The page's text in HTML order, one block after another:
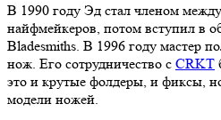
В 1990 году Эд стал членом
найфмейкеров, потом вступил в
Bladesmiths. В 1996 году мастер
нож. Его сотрудничество с CRKT
это и крутые фолдеры, и фиксы,
модели ножей.